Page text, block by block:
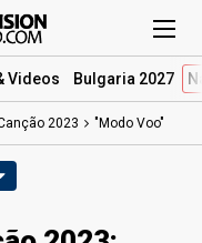
Videos Bulgaria 2027
2023 "Modo Voo"